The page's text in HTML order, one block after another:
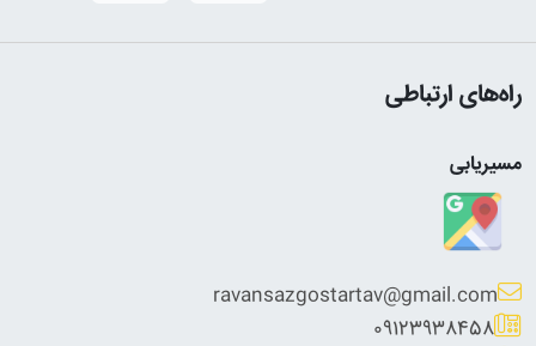
راه‌های ارتباطی
مسیریابی
ravansazgostartav@gmail.com
09123938458